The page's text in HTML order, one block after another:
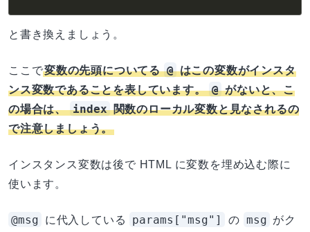
と書き換えましょう。
ここで変数の先頭についてる @ はこの変数がインスタ
ンス変数であることを表しています。 @ がないと、こ
の場合は、 index 関数のローカル変数と見なされるの
で注意しましょう。
インスタンス変数は後で HTML に変数を埋め込む際に
使います。
@msg に代入している params["msg"] の msg がク